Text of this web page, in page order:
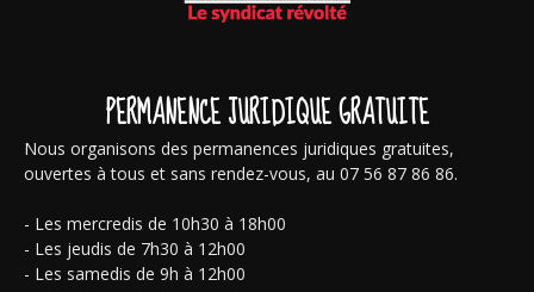
PERMANENCE JURIDIQUE GRATUITE
Nous organisons des permanences juridiques gratuites,
ouvertes à tous et sans rendez-vous, au 07 56 87 86 86.
- Les mercredis de 10h30 à 18h00
- Les jeudis de 7h30 à 12h00
- Les samedis de 9h à 12h00